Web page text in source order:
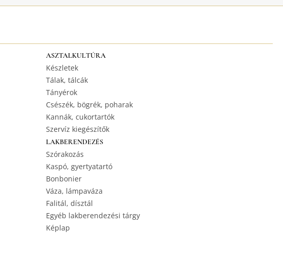
ASZTALKULTÚRA
Készletek
Tálak, tálcák
Tányérok
Csészék, bögrék, poharak
Kannák, cukortartók
Szervíz kiegészítők
LAKBERENDEZÉS
Szórakozás
Kaspó, gyertyatartó
Bonbonier
Váza, lámpaváza
Falitál, dísztál
Egyéb lakberendezési tárgy
Képlap